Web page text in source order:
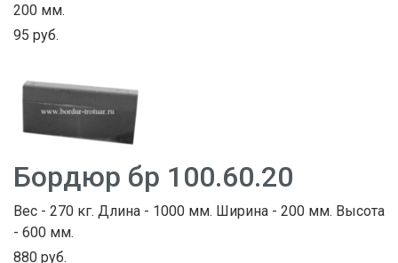
200 мм.
95 руб.
Бордюр бр 100.60.20
Вес - 270 кг. Длина - 1000 мм. Ширина - 200 мм. Высота
- 600 мм.
880 руб.